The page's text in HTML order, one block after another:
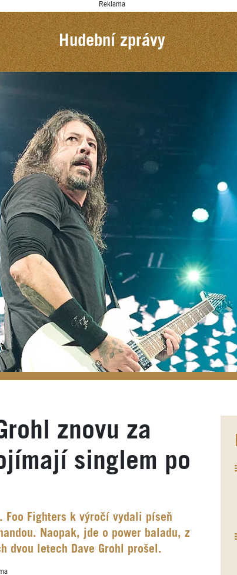
Reklama
Hudební zprávy
znovu za
singlem po
Foo Fighters k výročí vydali píseň
Naopak, jde o power baladu, z
dvou letech Dave Grohl prošel.